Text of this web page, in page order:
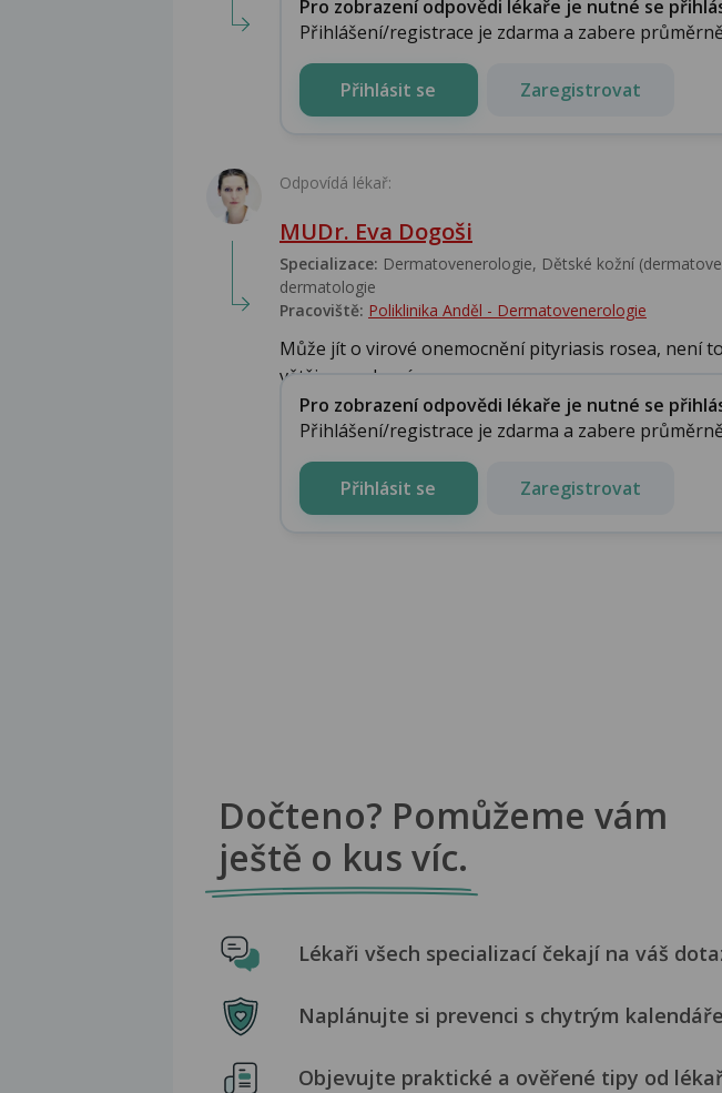
Pro zobrazení odpovědi lékaře je nutné se
Přihlášení/registrace je zdarma a zabere
Přihlásit se Zaregistrovat
Odpovídá lékař:
MUDr. Eva Dogoši
Specializace: Dermatovenerologie, Dětské kožní
dermatologie
Pracoviště: Poliklinika Anděl - Dermatovenerologie
Může jít o virové onemocnění pityriasis rosea, není
většinou odezní samo ...
Pro zobrazení odpovědi lékaře je nutné se
Přihlášení/registrace je zdarma a zabere
Přihlásit se Zaregistrovat
Dočteno? Pomůžeme vám
ještě o kus víc.
Lékaři všech specializací čekají na váš
Naplánujte si prevenci s chytrým
Objevujte praktické a ověřené tipy od